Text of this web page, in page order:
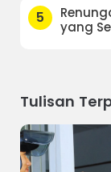
5
yang
Tulisan